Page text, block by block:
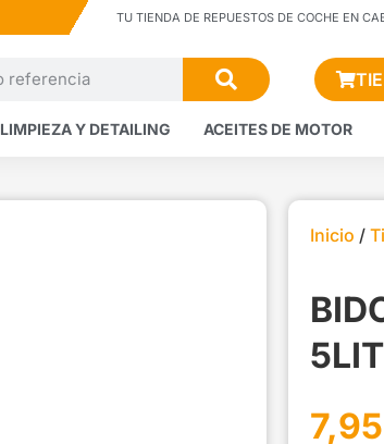
TU TIENDA DE REPUESTOS DE COCHE EN
LIMPIEZA Y DETAILING ACEITES DE MOTOR
Inicio /
7,95